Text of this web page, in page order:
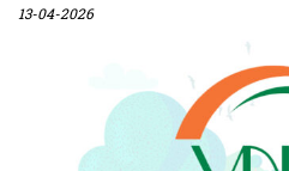
13-04-2026